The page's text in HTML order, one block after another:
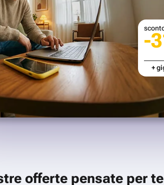
-
+
offerte pensate per te